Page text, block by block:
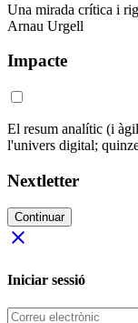
Una mirada crítica i
Arnau Urgell
Impacte
El resum analític (i
l'univers digital;
Nextletter
Continuar
close
Iniciar sessió